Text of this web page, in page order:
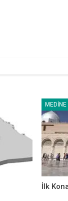
MEDINE
İlk